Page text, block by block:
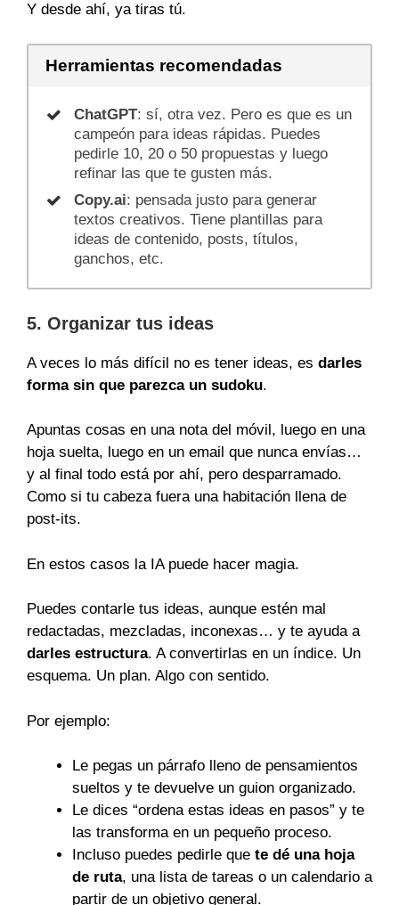
Y desde ahí, ya tiras tú.
Herramientas recomendadas
ChatGPT: sí, otra vez. Pero es que es un
campeón para ideas rápidas. Puedes
pedirle 10, 20 o 50 propuestas y luego
refinar las que te gusten más.
Copy.ai: pensada justo para generar
textos creativos. Tiene plantillas para
ideas de contenido, posts, títulos,
ganchos, etc.
5. Organizar tus ideas
A veces lo más difícil no es tener ideas, es darles
forma sin que parezca un sudoku.
Apuntas cosas en una nota del móvil, luego en una
hoja suelta, luego en un email que nunca envías…
y al final todo está por ahí, pero desparramado.
Como si tu cabeza fuera una habitación llena de
post-its.
En estos casos la IA puede hacer magia.
Puedes contarle tus ideas, aunque estén mal
redactadas, mezcladas, inconexas… y te ayuda a
darles estructura. A convertirlas en un índice. Un
esquema. Un plan. Algo con sentido.
Por ejemplo:
Le pegas un párrafo lleno de pensamientos
sueltos y te devuelve un guion organizado.
Le dices “ordena estas ideas en pasos” y te
las transforma en un pequeño proceso.
Incluso puedes pedirle que te dé una hoja
de ruta, una lista de tareas o un calendario a
partir de un objetivo general.